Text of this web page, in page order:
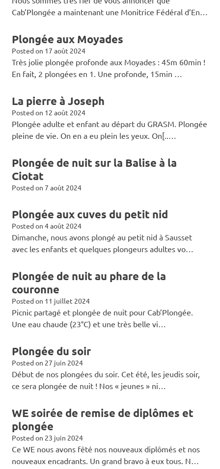
Cab’Plongée a maintenant une Monitrice Fédéral d’En…
Plongée aux Moyades
Posted on 17 août 2024
Très jolie plongée profonde aux Moyades : 45m 60min !
En fait, 2 plongées en 1. Une profonde, 15min …
La pierre à Joseph
Posted on 12 août 2024
Plongée adulte et enfant au départ du GRASM. Plongée
pleine de vie. On en a eu plein les yeux. On[..…
Plongée de nuit sur la Balise à la
Ciotat
Posted on 7 août 2024
Plongée aux cuves du petit nid
Posted on 4 août 2024
Dimanche, nous avons plongé au petit nid à Sausset
avec les enfants et quelques plongeurs adultes vo…
Plongée de nuit au phare de la
couronne
Posted on 11 juillet 2024
Picnic partagé et plongée de nuit pour Cab’Plongée.
Une eau chaude (23°C) et une très belle vi…
Plongée du soir
Posted on 27 juin 2024
Début de nos plongées du soir. Cet été, les jeudis soir,
ce sera plongée de nuit ! Nos « jeunes » ni…
WE soirée de remise de diplômes et
plongée
Posted on 23 juin 2024
Ce WE nous avons fêté nos nouveaux diplômés et nos
nouveaux encadrants. Un grand bravo à eux tous. N…